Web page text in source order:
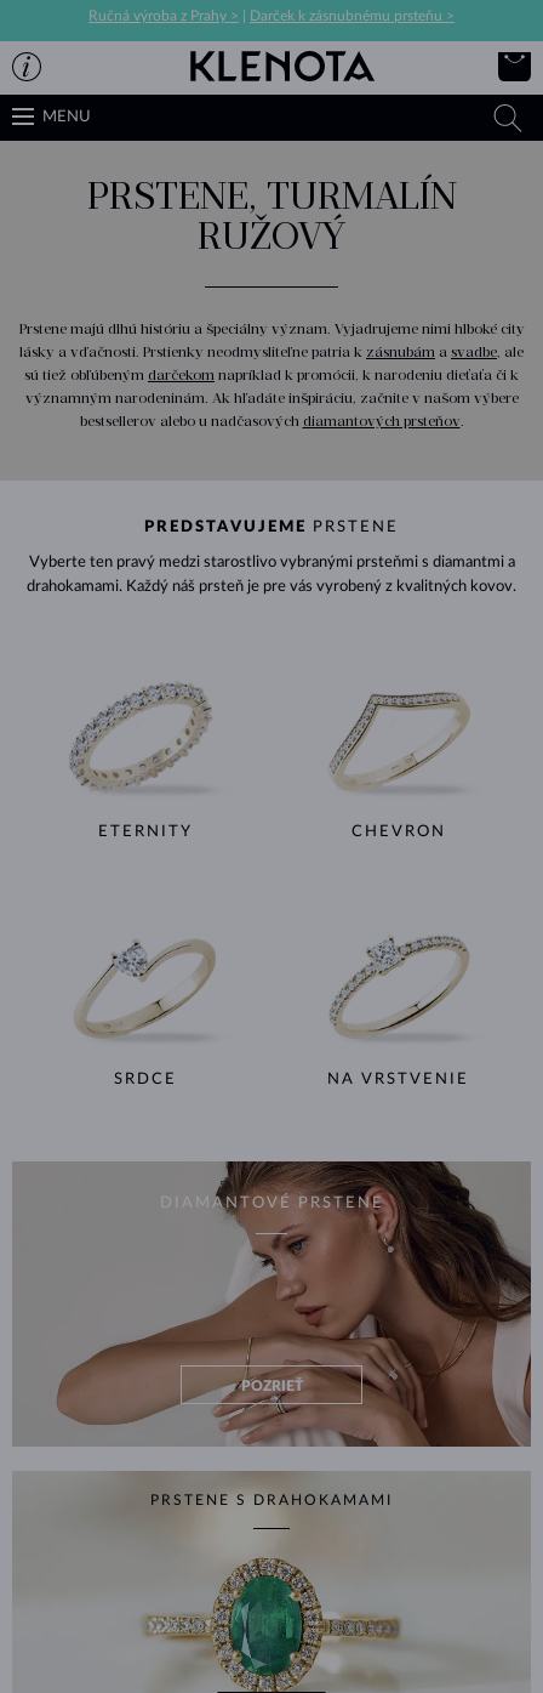
Ručná výroba z Prahy > Darček k zásnubnému prsteňu >
MENU
PRSTENE, TURMALÍN
RUŽOVÝ
Prstene majú dlhú históriu a špeciálny význam. Vyjadrujeme nimi hlboké city
lásky a vďačnosti. Prstienky neodmysliteľne patria k zásnubám a svadbe, ale
sú tiež obľúbeným darčekom napríklad k promócii, k narodeniu dieťaťa či k
významným narodeninám. Ak hľadáte inšpiráciu, začnite v našom výbere
bestsellerov alebo u nadčasových diamantových prsteňov.
PREDSTAVUJEME PRSTENE
Vyberte ten pravý medzi starostlivo vybranými prsteňmi s diamantmi a
drahokamami. Každý náš prsteň je pre vás vyrobený z kvalitných kovov.
ETERNITY CHEVRON
SRDCE NA VRSTVENIE
DIAMANTOVÉ PRSTENE
POZRIEŤ
PRSTENE S DRAHOKAMAMI